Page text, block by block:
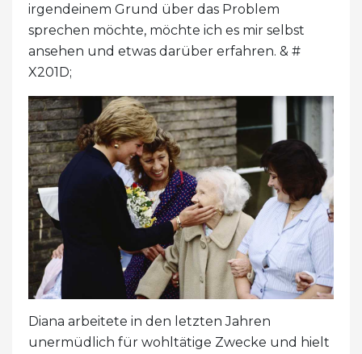
irgendeinem Grund über das Problem
sprechen möchte, möchte ich es mir selbst
ansehen und etwas darüber erfahren. & #
X201D;
Diana arbeitete in den letzten Jahren
unermüdlich für wohltätige Zwecke und hielt